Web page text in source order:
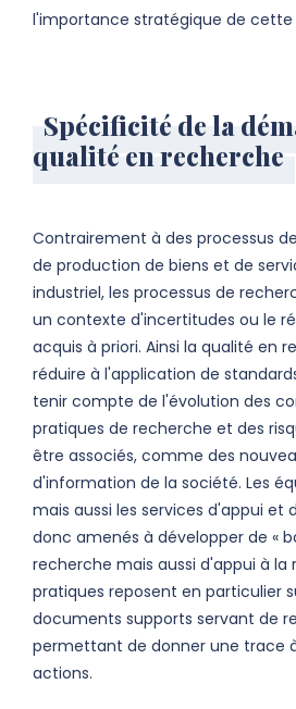
l'importance stratégique de cette
Spécificité de la
qualité en recherche
Contrairement à des processus
de production de biens et de
industriel, les processus de
un contexte d'incertitudes ou le
acquis à priori. Ainsi la qualité en
réduire à l'application de
tenir compte de l'évolution des
pratiques de recherche et des
être associés, comme des
d'information de la société. Les
mais aussi les services d'appui et
donc amenés à développer de «
recherche mais aussi d'appui à la
pratiques reposent en particulier
documents supports servant de
permettant de donner une trace
actions.